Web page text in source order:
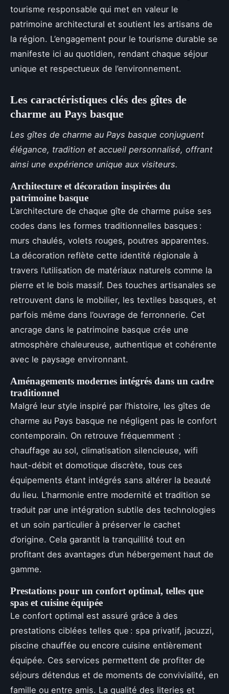
tourisme responsable qui met en valeur le
patrimoine architectural et soutient les artisans de
la région. L’engagement pour le tourisme durable se
manifeste ici au quotidien, rendant chaque séjour
unique et respectueux de l’environnement.
Les caractéristiques clés des gîtes de
charme au Pays basque
Les gîtes de charme au Pays basque conjuguent
élégance, tradition et accueil personnalisé, offrant
ainsi une expérience unique aux visiteurs.
Architecture et décoration inspirées du
patrimoine basque
L’architecture de chaque gîte de charme puise ses
codes dans les formes traditionnelles basques :
murs chaulés, volets rouges, poutres apparentes.
La décoration reflète cette identité régionale à
travers l’utilisation de matériaux naturels comme la
pierre et le bois massif. Des touches artisanales se
retrouvent dans le mobilier, les textiles basques, et
parfois même dans l’ouvrage de ferronnerie. Cet
ancrage dans le patrimoine basque crée une
atmosphère chaleureuse, authentique et cohérente
avec le paysage environnant.
Aménagements modernes intégrés dans un cadre
traditionnel
Malgré leur style inspiré par l’histoire, les gîtes de
charme au Pays basque ne négligent pas le confort
contemporain. On retrouve fréquemment :
chauffage au sol, climatisation silencieuse, wifi
haut-débit et domotique discrète, tous ces
équipements étant intégrés sans altérer la beauté
du lieu. L’harmonie entre modernité et tradition se
traduit par une intégration subtile des technologies
et un soin particulier à préserver le cachet
d’origine. Cela garantit la tranquillité tout en
profitant des avantages d’un hébergement haut de
gamme.
Prestations pour un confort optimal, telles que
spas et cuisine équipée
Le confort optimal est assuré grâce à des
prestations ciblées telles que : spa privatif, jacuzzi,
piscine chauffée ou encore cuisine entièrement
équipée. Ces services permettent de profiter de
séjours détendus et de moments de convivialité, en
famille ou entre amis. La qualité des literies et